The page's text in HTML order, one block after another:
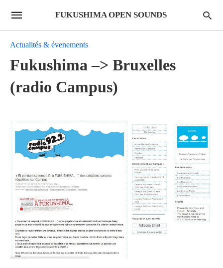
FUKUSHIMA OPEN SOUNDS
Actualités & évenements
Fukushima –> Bruxelles
(radio Campus)